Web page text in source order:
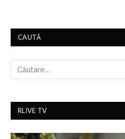
CAUTĂ
RLIVE TV